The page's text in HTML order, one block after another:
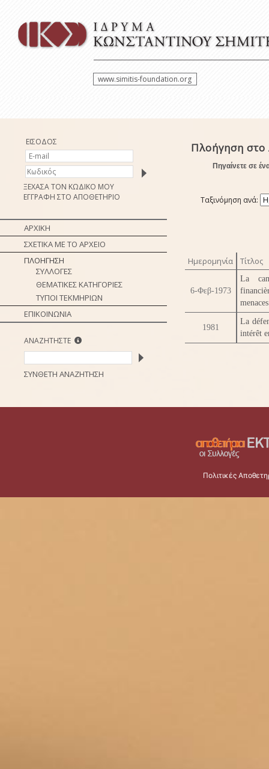
www.simitis-foundation.org
ΕΙΣΟΔΟΣ
ΞΕΧΑΣΑ ΤΟΝ ΚΩΔΙΚΟ ΜΟΥ
ΕΓΓΡΑΦΗ ΣΤΟ ΑΠΟΘΕΤΗΡΙΟ
ΑΡΧΙΚΗ
ΣΧΕΤΙΚΑ ΜΕ ΤΟ ΑΡΧΕΙΟ
ΠΛΟΗΓΗΣΗ
ΣΥΛΛΟΓΕΣ
ΘΕΜΑΤΙΚΕΣ ΚΑΤΗΓΟΡΙΕΣ
ΤΥΠΟΙ ΤΕΚΜΗΡΙΩΝ
ΕΠΙΚΟΙΝΩΝΙΑ
ΑΝΑΖΗΤΗΣΤΕ
ΣΥΝΘΕΤΗ ΑΝΑΖΗΤΗΣΗ
Πλοήγηση
Πηγαίνετε σε
Ταξινόμηση ανά:
Ημερομηνία Τίτλος
6-Φεβ-1973
La
1981
La
intérêt